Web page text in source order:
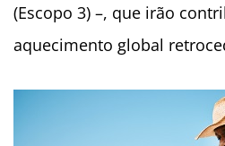
(Escopo 3) –, que irão
aquecimento global